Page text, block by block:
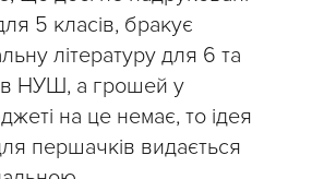
5 класів, бракує
літературу для 6 та
НУШ, а грошей у
на це немає, то ідея
першачків видається